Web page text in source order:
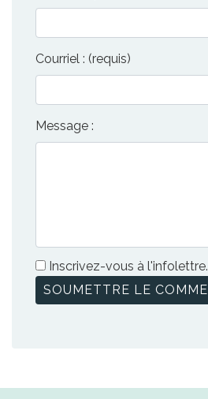
Courriel : (requis)
Message :
Inscrivez-vous à l'infolettre.